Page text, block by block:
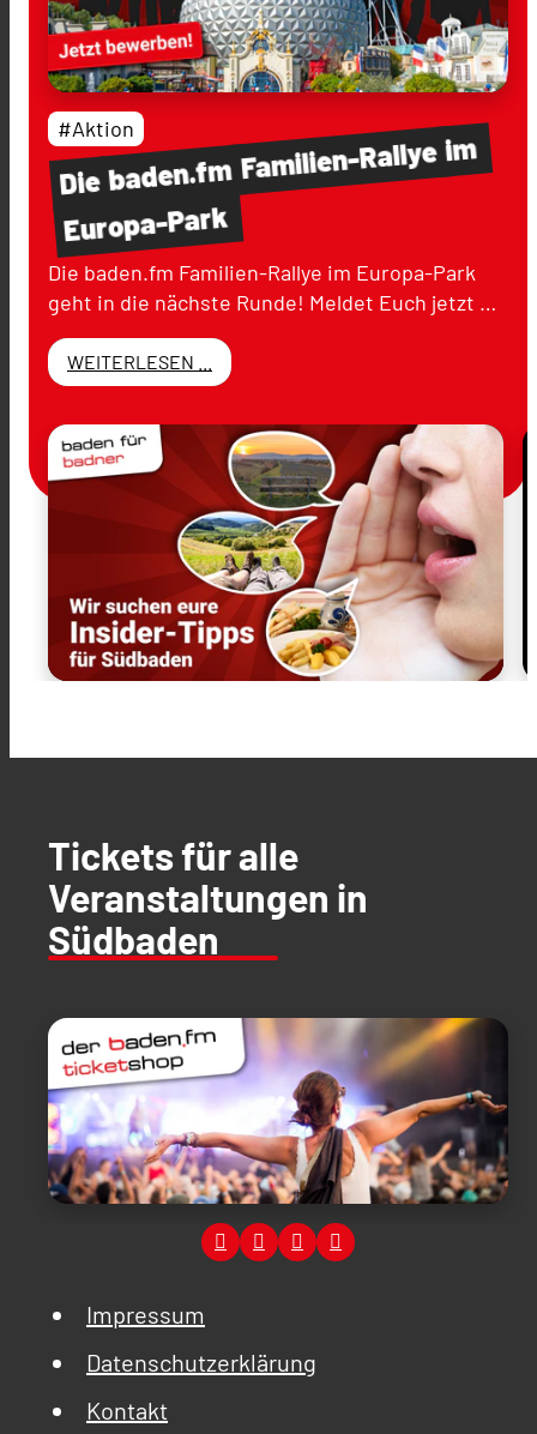
Diebaden.fmFamilien-Rallyeim
Europa-Park
#Aktion
Die baden.fm Familien-Rallye im Europa-Park
geht in die nächste Runde! Meldet Euch jetzt …
WEITERLESEN ...
Tickets für alle
Veranstaltungen in
Südbaden
Impressum
Datenschutzerklärung
Kontakt